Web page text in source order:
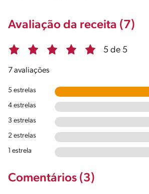
Avaliação da receita (7)
5 de 5
7 avaliações
5 estrelas
4 estrelas
3 estrelas
2 estrelas
1 estrela
Comentários (3)